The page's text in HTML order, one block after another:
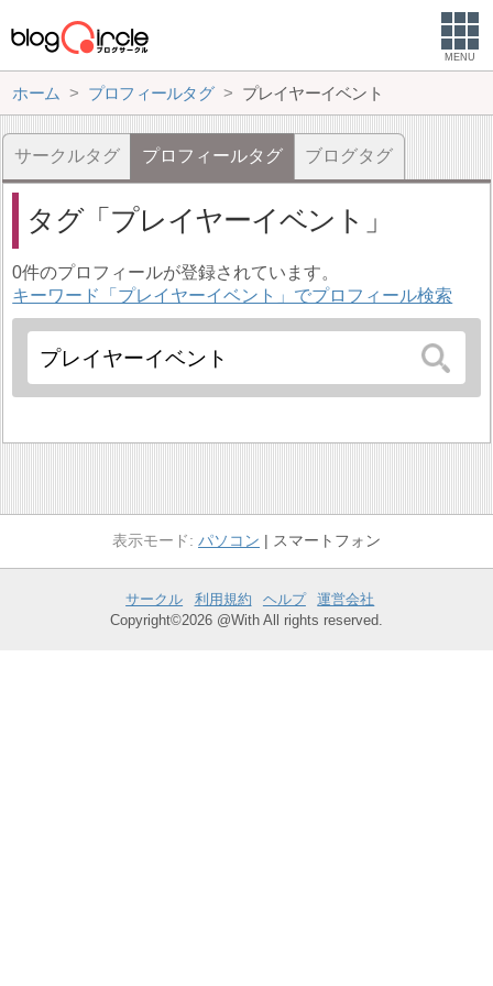
MENU
ホーム プロフィールタグ プレイヤーイベント
サークルタグ プロフィールタグ ブログタグ
タグ プレイヤーイベント
0件のプロフィールが登録されています。
キーワード「プレイヤーイベント」でプロフィール検索
パソコン スマートフォン
サークル 利用規約 ヘルプ
運営会社
Copyright©2026 @With All rights reserved.